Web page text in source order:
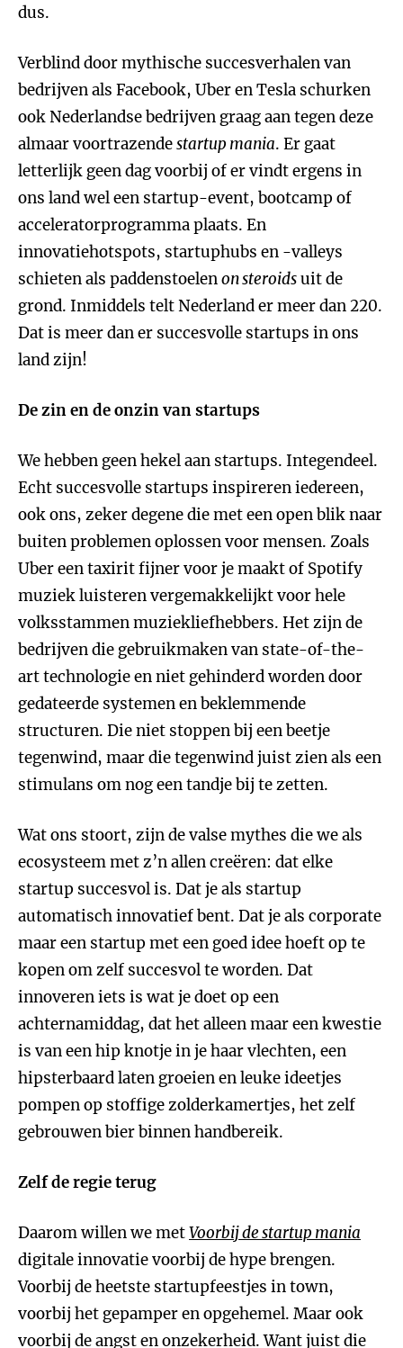
dus.
Verblind door mythische succesverhalen van
bedrijven als Facebook, Uber en Tesla schurken
ook Nederlandse bedrijven graag aan tegen deze
almaar voortrazendestartup mania. Er gaat
letterlijk geen dag voorbij of er vindt ergens in
ons land wel een startup-event, bootcamp of
acceleratorprogramma plaats. En
innovatiehotspots, startuphubs en -valleys
schieten als paddenstoelenon steroidsuit de
grond. Inmiddels telt Nederland er meer dan 220.
Dat is meer dan er succesvolle startups in ons
land zijn!
De zin en de onzin van startups
We hebben geen hekel aan startups. Integendeel.
Echt succesvolle startups inspireren iedereen,
ook ons, zeker degene die met een open blik naar
buiten problemen oplossen voor mensen. Zoals
Uber een taxirit fijner voor je maakt of Spotify
muziek luisteren vergemakkelijkt voor hele
volksstammen muziekliefhebbers. Het zijn de
bedrijven die gebruikmaken van state-of-the-
art technologie en niet gehinderd worden door
gedateerde systemen en beklemmende
structuren. Die niet stoppen bij een beetje
tegenwind, maar die tegenwind juist zien als een
stimulans om nog een tandje bij te zetten.
Wat ons stoort, zijn de valse mythes die we als
ecosysteem met z’n allen creëren: dat elke
startup succesvol is. Dat je als startup
automatisch innovatief bent. Dat je als corporate
maar een startup met een goed idee hoeft op te
kopen om zelf succesvol te worden. Dat
innoveren iets is wat je doet op een
achternamiddag, dat het alleen maar een kwestie
is van een hip knotje in je haar vlechten, een
hipsterbaard laten groeien en leuke ideetjes
pompen op stoffige zolderkamertjes, het zelf
gebrouwen bier binnen handbereik.
Zelf de regie terug
Daarom willen we metVoorbij de startup mania
digitale innovatie voorbij de hype brengen.
Voorbij de heetste startupfeestjes in town,
voorbij het gepamper en opgehemel. Maar ook
voorbij de angst en onzekerheid. Want juist die